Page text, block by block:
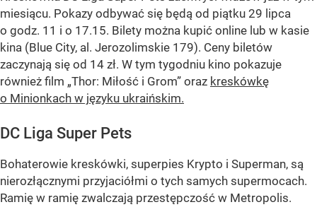
miesiącu. Pokazy odbywać się będą od piątku 29 lipca
o godz. 11 i o 17.15. Bilety można kupić online lub w kasie
kina (Blue City, al. Jerozolimskie 179). Ceny biletów
zaczynają się od 14 zł. W tym tygodniu kino pokazuje
również film „Thor: Miłość i Grom” oraz kreskówkę
o Minionkach w języku ukraińskim.
DC Liga Super Pets
Bohaterowie kreskówki, superpies Krypto i Superman, są
nierozłącznymi przyjaciółmi o tych samych supermocach.
Ramię w ramię zwalczają przestępczość w Metropolis.